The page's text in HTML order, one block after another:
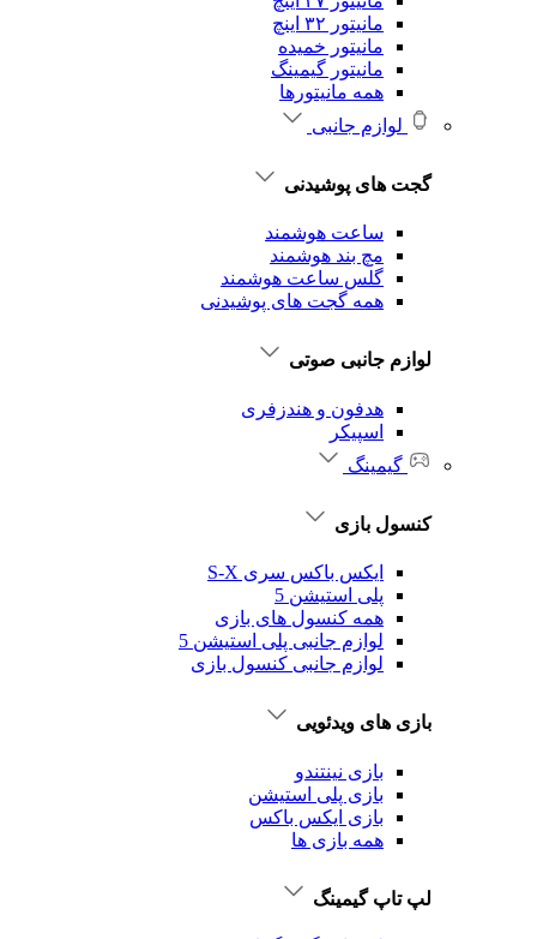
مانیتور ۳۲ اینچ
مانیتور خمیده
مانیتور گیمینگ
همه مانیتورها
لوازم جانبی
گجت های پوشیدنی
ساعت هوشمند
مچ بند هوشمند
گلس ساعت هوشمند
همه گجت های پوشیدنی
لوازم جانبی صوتی
هدفون و هندزفری
اسپیکر
گیمینگ
کنسول بازی
ایکس باکس سری S-X
پلی استیشن 5
همه کنسول های بازی
لوازم جانبی پلی استیشن 5
لوازم جانبی کنسول بازی
بازی های ویدئویی
بازی نینتندو
بازی پلی استیشن
بازی ایکس باکس
همه بازی ها
لپ تاپ گیمینگ